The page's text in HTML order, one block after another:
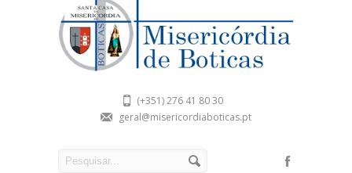
(+351) 276 41 80 30
geral@misericordiaboticas.pt